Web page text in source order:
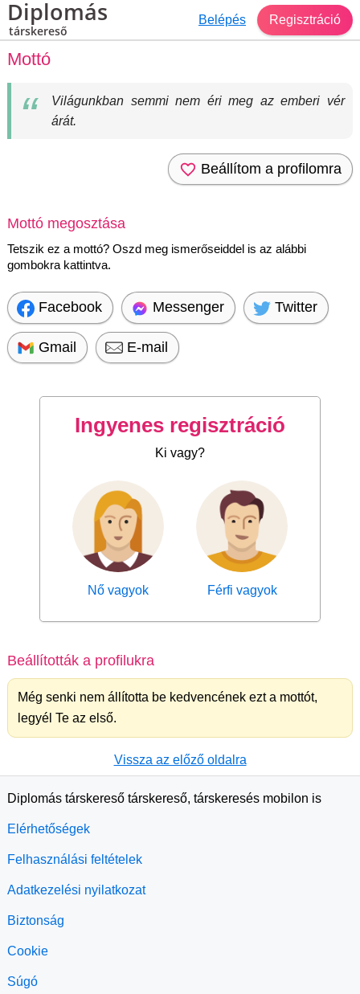
Diplomás
társkereső
Belépés Regisztráció
Mottó
Világunkban semmi nem éri meg az emberi vér
árát.
Beállítom a profilomra
Mottó megosztása
Tetszik ez a mottó? Oszd meg ismerőseiddel is az alábbi
gombokra kattintva.
Facebook Messenger Twitter
Gmail E-mail
Ingyenes regisztráció
Ki vagy?
Nő vagyok Férfi vagyok
Beállították a profilukra
Még senki nem állította be kedvencének ezt a mottót,
legyél Te az első.
Vissza az előző oldalra
Diplomás társkereső társkereső, társkeresés mobilon is
Elérhetőségek
Felhasználási feltételek
Adatkezelési nyilatkozat
Biztonság
Cookie
Súgó